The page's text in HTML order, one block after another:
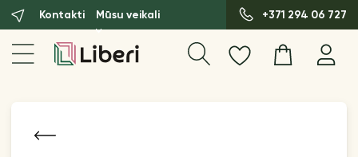
Kontakti Mūsu veikali +371 294 06 727